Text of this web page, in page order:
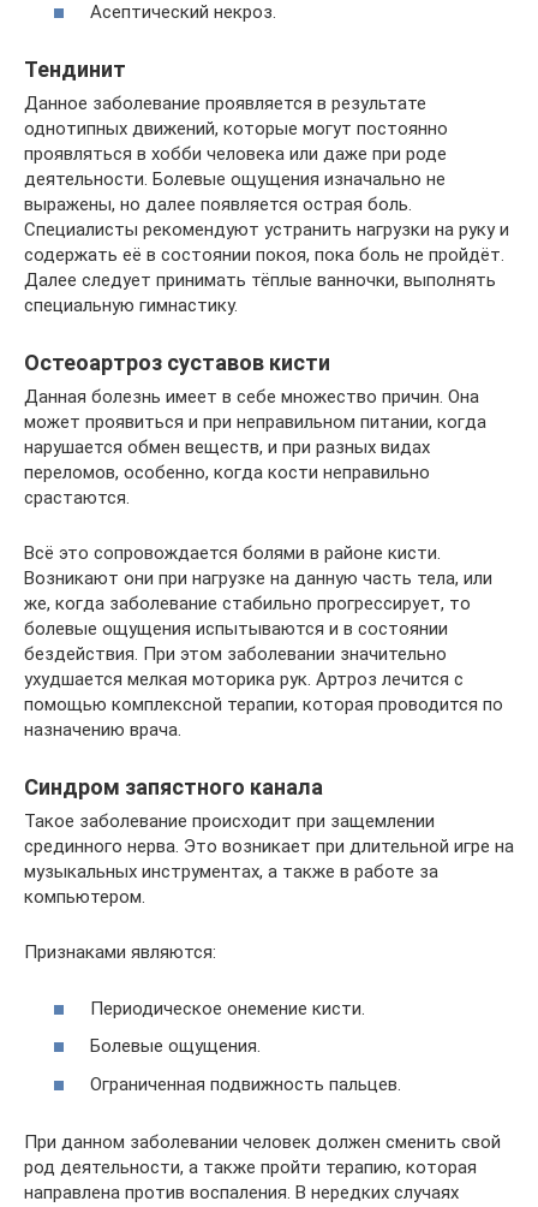
Асептический некроз.
Тендинит
Данное заболевание проявляется в результате
однотипных движений, которые могут постоянно
проявляться в хобби человека или даже при роде
деятельности. Болевые ощущения изначально не
выражены, но далее появляется острая боль.
Специалисты рекомендуют устранить нагрузки на руку и
содержать её в состоянии покоя, пока боль не пройдёт.
Далее следует принимать тёплые ванночки, выполнять
специальную гимнастику.
Остеоартроз суставов кисти
Данная болезнь имеет в себе множество причин. Она
может проявиться и при неправильном питании, когда
нарушается обмен веществ, и при разных видах
переломов, особенно, когда кости неправильно
срастаются.
Всё это сопровождается болями в районе кисти.
Возникают они при нагрузке на данную часть тела, или
же, когда заболевание стабильно прогрессирует, то
болевые ощущения испытываются и в состоянии
бездействия. При этом заболевании значительно
ухудшается мелкая моторика рук. Артроз лечится с
помощью комплексной терапии, которая проводится по
назначению врача.
Синдром запястного канала
Такое заболевание происходит при защемлении
срединного нерва. Это возникает при длительной игре на
музыкальных инструментах, а также в работе за
компьютером.
Признаками являются:
Периодическое онемение кисти.
Болевые ощущения.
Ограниченная подвижность пальцев.
При данном заболевании человек должен сменить свой
род деятельности, а также пройти терапию, которая
направлена против воспаления. В нередких случаях